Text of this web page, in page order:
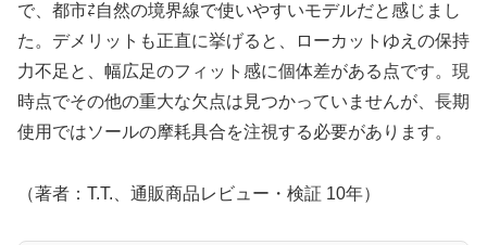
で、都市⇄自然の境界線で使いやすいモデルだと感じまし
た。デメリットも正直に挙げると、ローカットゆえの保持
力不足と、幅広足のフィット感に個体差がある点です。現
時点でその他の重大な欠点は見つかっていませんが、長期
使用ではソールの摩耗具合を注視する必要があります。
（著者：T.T.、通販商品レビュー・検証 10年）